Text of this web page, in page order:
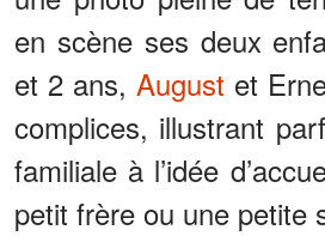
en scène ses deux
et 2 ans, August et
complices, illustrant
familiale à l’idée
petit frère ou une petite